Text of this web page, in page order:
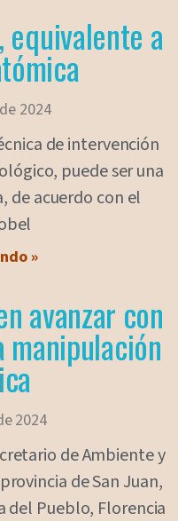
equivalente a
2024
de intervención
puede ser una
de acuerdo con el
»
avanzar con
2024
de Ambiente y
de San Juan,
del Pueblo, Florencia